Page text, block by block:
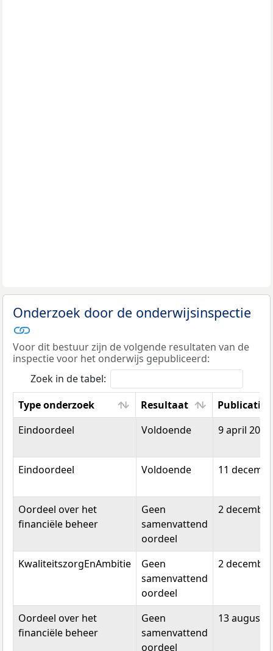
Onderzoek door de onderwijsinspectie
Voor dit bestuur zijn de volgende resultaten van de
inspectie voor het onderwijs gepubliceerd:
Zoek in de tabel:
Type onderzoek
Resultaat
Type onderzoek
Resultaat
Eindoordeel Voldoende 9 april 2026
Eindoordeel Voldoende 11
Oordeel over het
financiële beheer
Geen
samenvattend
oordeel
2
KwaliteitszorgEnAmbitie
Geen
samenvattend
oordeel
2
Oordeel over het
financiële beheer
Geen
samenvattend
oordeel
13